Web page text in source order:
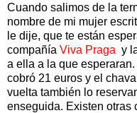
Cuando salimos de la
nombre de mi mujer
le dije, que te están
compañía Viva Praga y
a ella a la que
cobró 21 euros y el
vuelta también lo
enseguida. Existen otras